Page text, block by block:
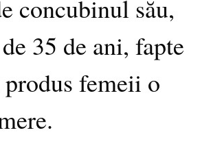
concubinul său,
35 de ani, fapte
femeii o